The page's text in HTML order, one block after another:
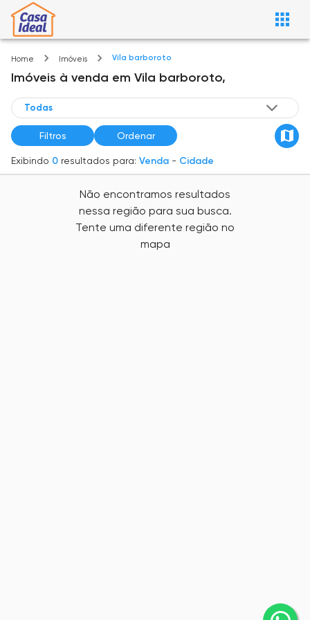
Home Imóveis Vila barboroto
Imóveis à venda em Vila barboroto,
Filtros Ordenar
Exibindo 0 resultados para: Venda - Cidade
Não encontramos resultados
nessa região para sua busca.
Tente uma diferente região no
mapa